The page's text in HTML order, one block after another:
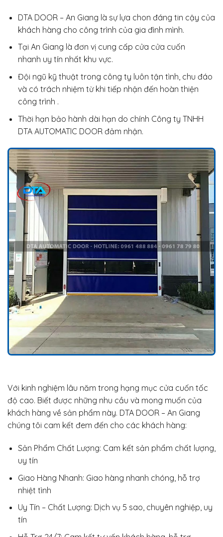
DTA DOOR – An Giang là sự lựa chon đáng tin cậy của
khách hàng cho công trình của gia đình mình.
Tại An Giang là đơn vị cung cấp cửa cửa cuốn
nhanh uy tín nhất khu vực.
Đội ngũ kỹ thuật trong công ty luôn tận tình, chu đáo
và có trách nhiệm từ khi tiếp nhận đến hoàn thiện
công trình .
Thời hạn bảo hành dài hạn do chính Công ty TNHH
DTA AUTOMATIC DOOR đảm nhận.
Với kinh nghiệm lâu năm trong hạng mục cửa cuốn tốc
độ cao. Biết được những nhu cầu và mong muốn của
khách hàng về sản phẩm này. DTA DOOR – An Giang
chúng tôi cam kết đem đến cho các khách hàng:
Sản Phẩm Chất Lượng: Cam kết sản phẩm chất lượng,
uy tín
Giao Hàng Nhanh: Giao hàng nhanh chóng, hỗ trợ
nhiệt tình
Uy Tín – Chất Lượng: Dịch vụ 5 sao, chuyên nghiệp, uy
tín